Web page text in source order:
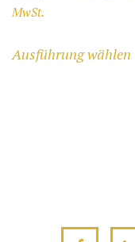
MwSt.
Ausführung wählen